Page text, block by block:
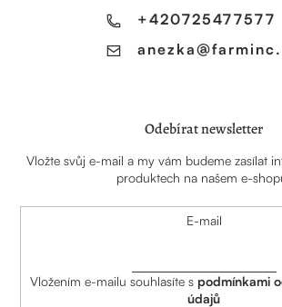
anezka@
+420725477577
Odebírat newsletter
Vložte svůj e-mail a my vám budeme zasílat
produktech na našem e-
E-mail
Vložením e-mailu souhlasíte s podmínkami
údajů